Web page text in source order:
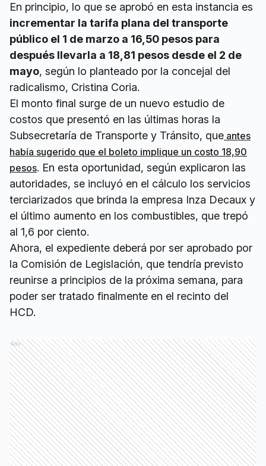
En principio, lo que se aprobó en esta instancia es
incrementar la tarifa plana del transporte
público el 1 de marzo a 16,50 pesos para
después llevarla a 18,81 pesos desde el 2 de
mayo, según lo planteado por la concejal del
radicalismo, Cristina Coria.
El monto final surge de un nuevo estudio de
costos que presentó en las últimas horas la
Subsecretaría de Transporte y Tránsito, que antes
había sugerido que el boleto implique un costo 18,90
pesos. En esta oportunidad, según explicaron las
autoridades, se incluyó en el cálculo los servicios
terciarizados que brinda la empresa Inza Decaux y
el último aumento en los combustibles, que trepó
al 1,6 por ciento.
Ahora, el expediente deberá por ser aprobado por
la Comisión de Legislación, que tendría previsto
reunirse a principios de la próxima semana, para
poder ser tratado finalmente en el recinto del
HCD.
Ads